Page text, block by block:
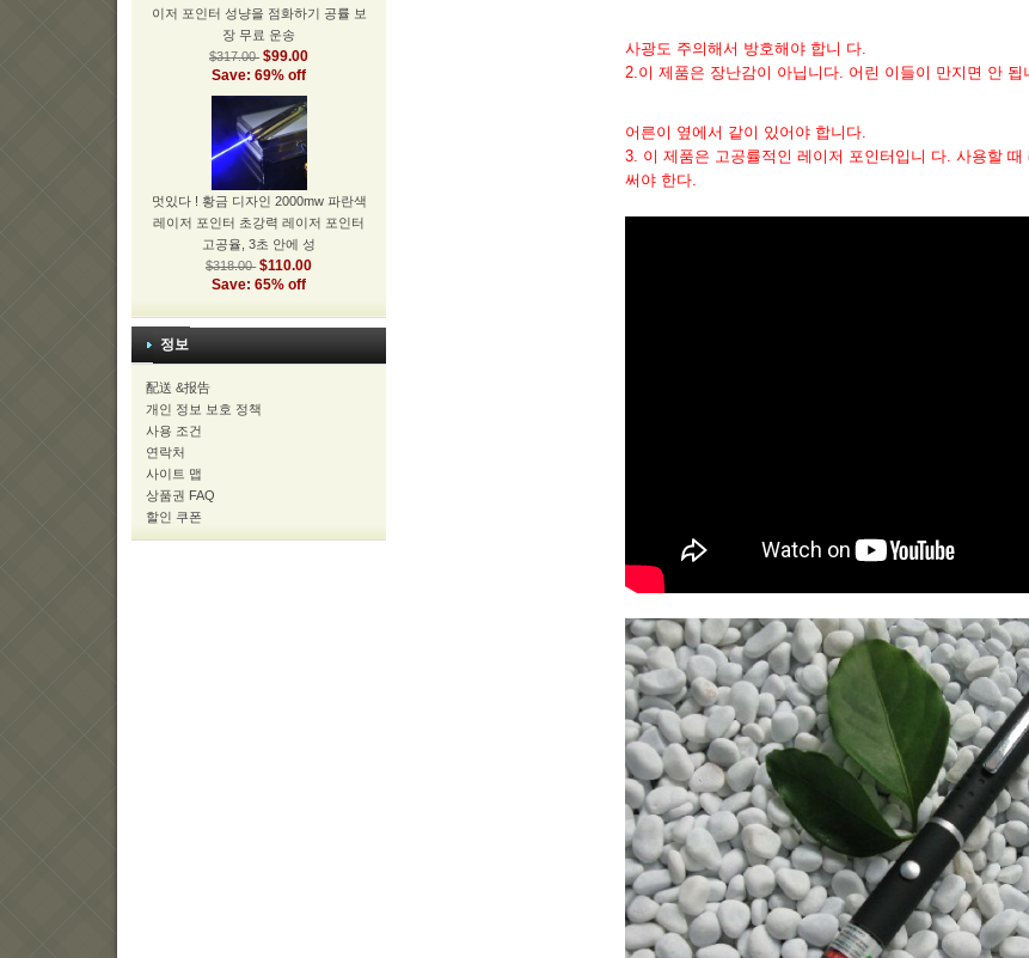
이저 포인터 성냥을 점화하기 공률 보
장 무료 운송
$317.00 $99.00
Save: 69% off
멋있다 ! 황금 디자인 2000mw 파란색
레이저 포인터 초강력 레이저 포인터
고공율, 3초 안에 성
$318.00 $110.00
Save: 65% off
정보
配送 &报告
개인 정보 보호 정책
사용 조건
연락처
사이트 맵
상품권 FAQ
할인 쿠폰
사광도 주의해서 방호해야 합니 다.
2. 이 제품은 장난감이 아닙니다. 어린 이들이 만지면 안 됩
어른이 옆에서 같이 있어야 합니다.
3. 이 제품은 고공률적인 레이저 포인터입니 다. 사용할 때
써야 한다.